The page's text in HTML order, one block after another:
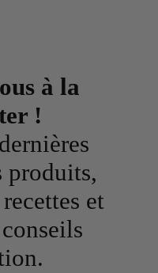
à la
!
produits,
et